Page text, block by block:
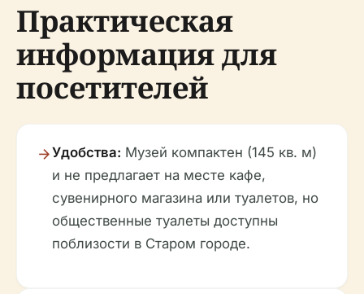
Практическая
информация для
посетителей
Удобства: Музей компактен (145 кв. м)
и не предлагает на месте кафе,
сувенирного магазина или туалетов, но
общественные туалеты доступны
поблизости в Старом городе.